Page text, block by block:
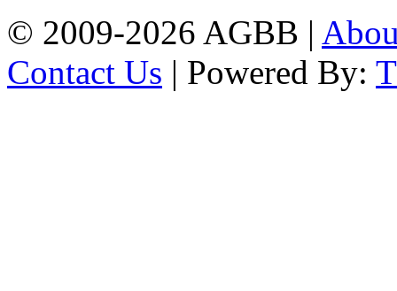
© 2009-2026 AGBB |
Contact Us | Powered By: